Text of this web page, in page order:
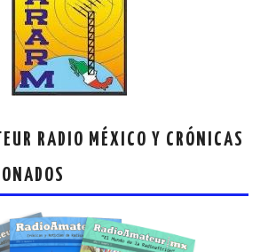
RADIO MÉXICO Y CRÓNICAS